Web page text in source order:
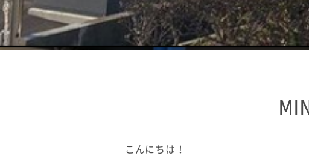
こんにちは！